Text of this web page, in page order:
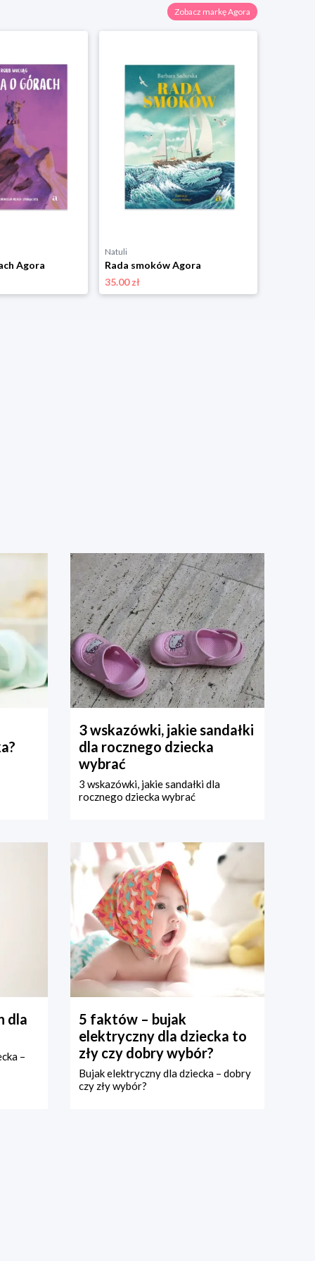
Zobacz markę Agora
Agora
Natuli
Rada smoków Agora
35.00 zł
3 wskazówki, jakie sandałki
dla rocznego dziecka
wybrać
3 wskazówki, jakie sandałki dla
rocznego dziecka wybrać
dla
–
5 faktów – bujak
elektryczny dla dziecka to
zły czy dobry wybór?
Bujak elektryczny dla dziecka – dobry
czy zły wybór?